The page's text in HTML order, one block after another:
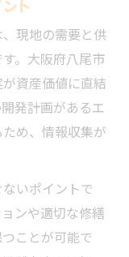
ト
現地の需要と供
。大阪府八尾市
資産価値に直結
発計画があるエ
め、情報収集が
いポイントで
ンや適切な修繕
ことが可能で